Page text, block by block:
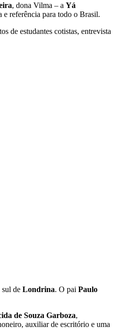
, dona Vilma – a Yá
e referência para todo o Brasil.
de estudantes cotistas, entrevista
sul de Londrina. O pai Paulo
de Souza Garboza,
auxiliar de escritório e uma